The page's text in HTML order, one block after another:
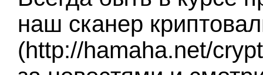
наш сканер
(http://hamaha.net/